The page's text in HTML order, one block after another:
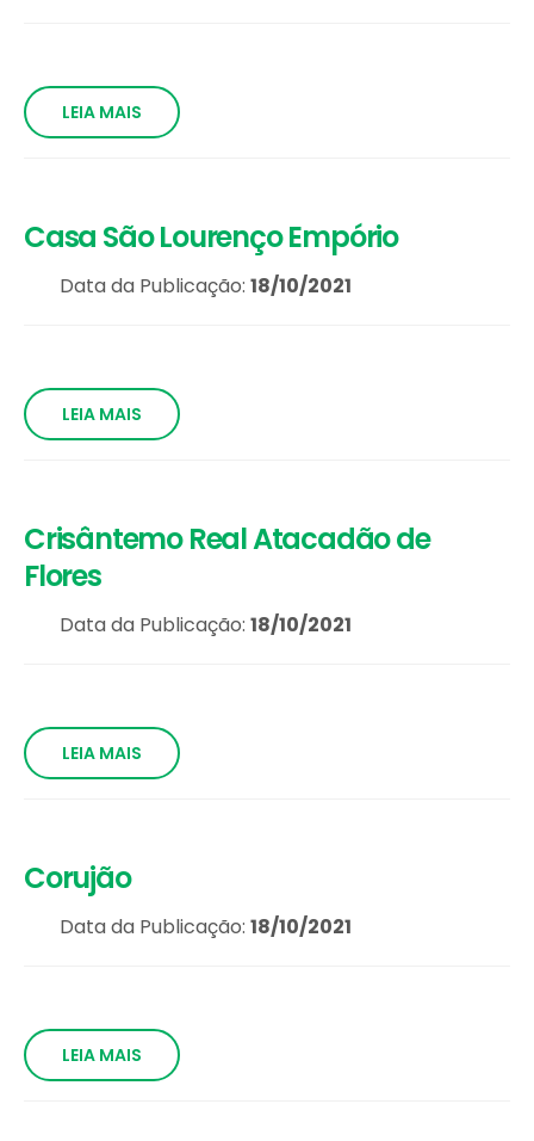
LEIA MAIS
Casa São Lourenço Empório
Data da Publicação: 18/10/2021
LEIA MAIS
Crisântemo Real Atacadão de
Flores
Data da Publicação: 18/10/2021
LEIA MAIS
Corujão
Data da Publicação: 18/10/2021
LEIA MAIS